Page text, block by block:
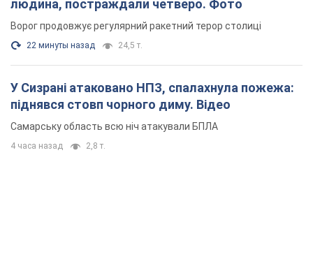
людина, постраждали четверо. Фото
Ворог продовжує регулярний ракетний терор столиці
22 минуты назад 24,5 т.
У Сизрані атаковано НПЗ, спалахнула пожежа:
піднявся стовп чорного диму. Відео
Самарську область всю ніч атакували БПЛА
4 часа назад 2,8 т.